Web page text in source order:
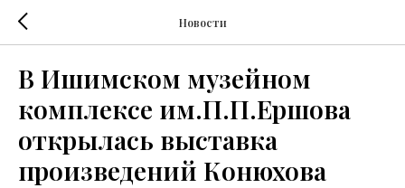
Новости
В Ишимском музейном
комплексе им.П.П.Ершова
открылась выставка
произведений Конюхова